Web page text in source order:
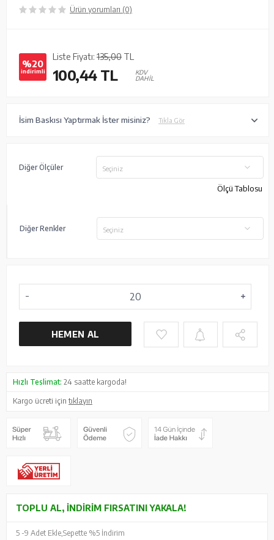
Ürün yorumları (0)
%20
indirimli
Liste Fiyatı: 135,00 TL
100,44TL
KDV
DAHİL
İsim Baskısı Yaptırmak İster misiniz? Tıkla Gör
Diğer Ölçüler Seçiniz
Ölçü Tablosu
Diğer Renkler Seçiniz
HEMEN AL
Hızlı Teslimat: 24 saatte kargoda!
Kargo ücreti içintıklayın
TOPLU AL, İNDIRIM FIRSATINI YAKALA!
5 -9 Adet Ekle, Sepette %5 İndirim